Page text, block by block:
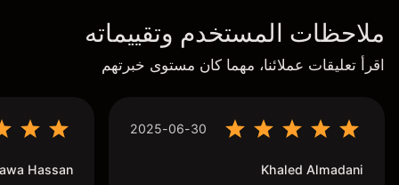
ملاحظات المستخدم وتقييماته
اقرأ تعليقات عملائنا، مهما كان مستوى خبرتهم
2025-06-30
Khaled Almadani
Hassan